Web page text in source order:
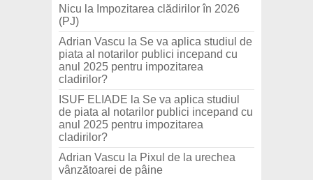
Nicu la Impozitarea clădirilor în 2026
(PJ)
Adrian Vascu la Se va aplica studiul de
piata al notarilor publici incepand cu
anul 2025 pentru impozitarea
cladirilor?
ISUF ELIADE la Se va aplica studiul
de piata al notarilor publici incepand cu
anul 2025 pentru impozitarea
cladirilor?
Adrian Vascu la Pixul de la urechea
vânzătoarei de pâine